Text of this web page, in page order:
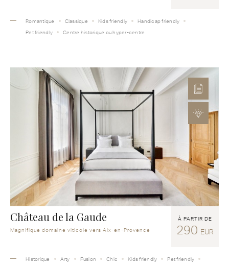
Romantique Classique Kids friendly
Handicap friendly
Pet friendly
Centre historique ou hyper-centre
Château de la Gaude
Magnifique domaine viticole vers Aix-en-Provence
À PARTIR DE
290 EUR
Historique Arty Fusion Chic Kids friendly
Pet friendly